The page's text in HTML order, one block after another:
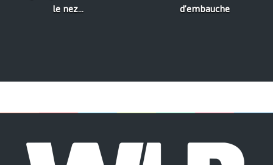
le nez...
d’embauche